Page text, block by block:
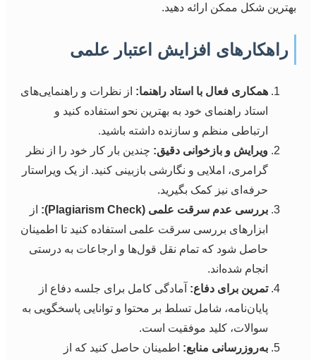
بهترین شکل ممکن ارائه دهید.
راهکارهای افزایش اعتبار علمی
همکاری فعال با استاد راهنما: از نظرات و راهنمایی‌های
استاد راهنمای خود به بهترین نحو استفاده کنید و
ارتباطی منظم و سازنده داشته باشید.
ویرایش و بازخوانی دقیق: چندین بار کار خود را از نظر
گرامری، املایی و نگارشی بازبینی کنید. از یک ویراستار
حرفه‌ای نیز کمک بگیرید.
بررسی عدم سرقت علمی (Plagiarism Check):
از
ابزارهای بررسی سرقت علمی استفاده کنید تا اطمینان
حاصل شود که تمام نقل قول‌ها و ارجاعات به درستی
انجام شده‌اند.
تمرین برای دفاع: آمادگی کامل برای جلسه دفاع از
پایان‌نامه، شامل تسلط بر محتوا و توانایی پاسخگویی به
سوالات، کلید موفقیت است.
به‌روزرسانی منابع: اطمینان حاصل کنید که از